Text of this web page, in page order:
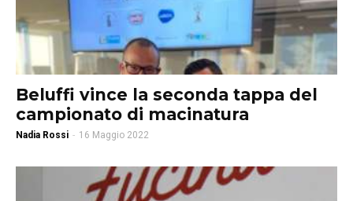
Beluffi vince la seconda tappa del
campionato di macinatura
Nadia Rossi - 16 Maggio 2022